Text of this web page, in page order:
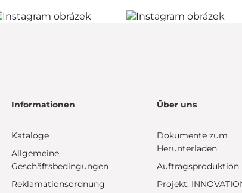
Informationen
Kataloge
Allgemeine
Geschäftsbedingungen
Reklamationsordnung
Über uns
Dokumente zum
Herunterladen
Auftragsproduktion
Projekt: